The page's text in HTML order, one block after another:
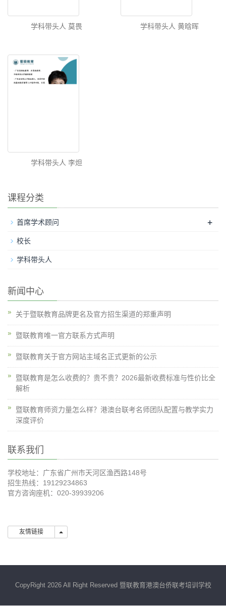
学科带头人 莫畏 学科带头人 黄晗晖
学科带头人 李炟
课程分类
首席学术顾问 +
校长
学科带头人
新闻中心
关于暨联教育品牌更名及官方招生渠道的郑重声明
暨联教育唯一官方联系方式声明
暨联教育关于官方网站主域名正式更新的公示
暨联教育是怎么收费的？贵不贵？2026最新收费标准与性价比全
解析
暨联教育师资力量怎么样？港澳台联考名师团队配置与教学实力
深度评价
联系我们
学校地址：广东省广州市天河区渔西路148号
招生热线：19129234863
官方咨询座机：020-39939206
友情链接 友情链接
CopyRight 2026 All Right Reserved 暨联教育港澳台侨联考培训学校